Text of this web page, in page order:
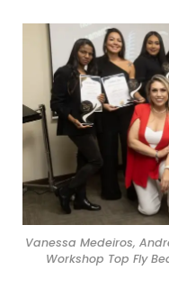
Vanessa Medeiros,
Workshop Top Fly